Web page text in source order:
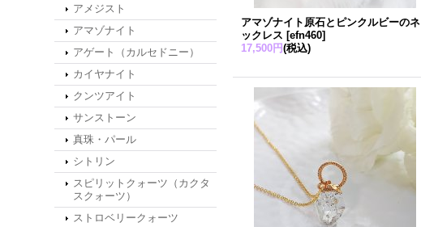
アメジスト
アマゾナイト
アゲート（カルセドニー）
カイヤナイト
クンツアイト
サンストーン
真珠・パール
シトリン
スピリットクォーツ（カクタ
スクォーツ）
ストロベリークォーツ
アマゾナイト原石とピンクルビーのネ
ックレス [efn460]
17,500円(税込)